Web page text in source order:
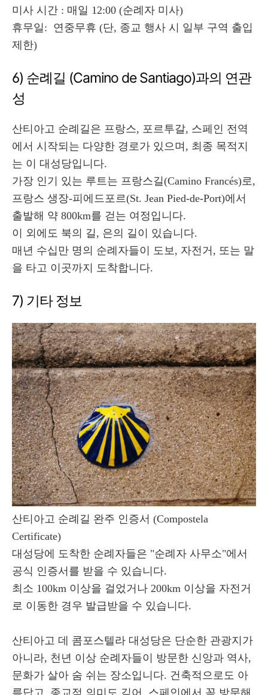
미사 시간 : 매일 12:00 (순례자 미사)
휴무일: 연중무휴 (단, 종교 행사 시 일부 구역 출입
제한)
6) 순례길 (Camino de Santiago)과의 연관
성
산티아고 순례길은 프랑스, 포르투갈, 스페인 전역
에서 시작되는 다양한 경로가 있으며, 최종 목적지
는 이 대성당입니다.
가장 인기 있는 루트는 프랑스길(Camino Francés)로,
프랑스 생장-피에드포르(St. Jean Pied-de-Port)에서
출발해 약 800km를 걷는 여정입니다.
이 외에도 북의 길, 은의 길이 있습니다.
매년 수십만 명의 순례자들이 도보, 자전거, 또는 말
을 타고 이곳까지 도착합니다.
7) 기타 정보
산티아고 순례길 완주 인증서 (Compostela
Certificate)
대성당에 도착한 순례자들은 "순례자 사무소"에서
공식 인증서를 받을 수 있습니다.
최소 100km 이상을 걸었거나 200km 이상을 자전거
로 이동한 경우 발급받을 수 있습니다.
산티아고 데 콤포스텔라 대성당은 단순한 관광지가
아니라, 천년 이상 순례자들이 방문한 신앙과 역사,
문화가 살아 숨 쉬는 장소입니다. 건축적으로도 아